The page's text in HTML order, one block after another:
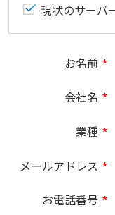
現状のサーバ
お名前 *
会社名 *
業種 *
メールアドレス *
お電話番号 *